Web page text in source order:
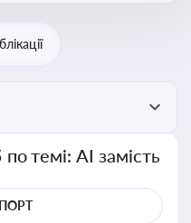
темі: АІ замість